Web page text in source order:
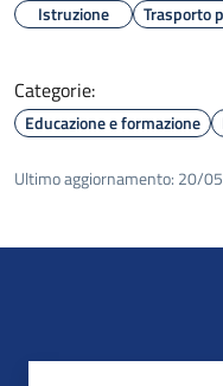
Istruzione Trasporto
Categorie:
Educazione e formazione
Ultimo aggiornamento: 20/